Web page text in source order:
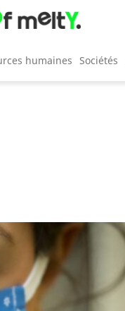
humaines Sociétés